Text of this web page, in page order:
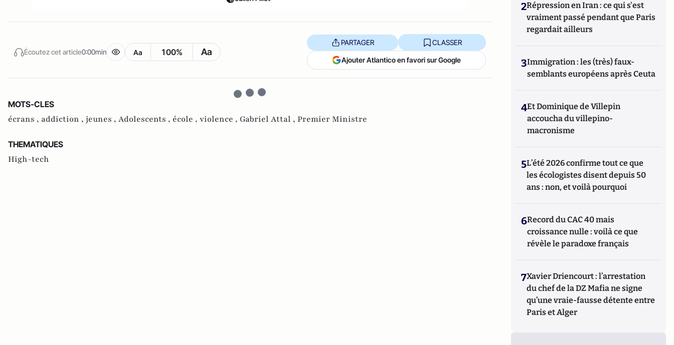
Écoutez cet article0:00min Aa 100% Aa
PARTAGER CLASSER
Ajouter Atlantico en favori sur Google
MOTS-CLES
écrans , addiction , jeunes , Adolescents , école , violence , Gabriel Attal , Premier Ministre
THEMATIQUES
High-tech
2Répression en Iran : ce qui s'est
vraiment passé pendant que Paris
regardait ailleurs
3Immigration : les (très) faux-
semblants européens après Ceuta
4Et Dominique de Villepin
accoucha du villepino-
macronisme
5L’été 2026 confirme tout ce que
les écologistes disent depuis 50
ans : non, et voilà pourquoi
6Record du CAC 40 mais
croissance nulle : voilà ce que
révèle le paradoxe français
7Xavier Driencourt : l’arrestation
du chef de la DZ Mafia ne signe
qu’une vraie-fausse détente entre
Paris et Alger